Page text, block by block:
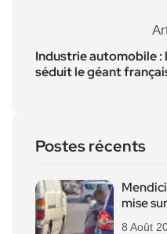
Industrie automobile :
séduit le géant
Postes récents
mise sur
8 Août